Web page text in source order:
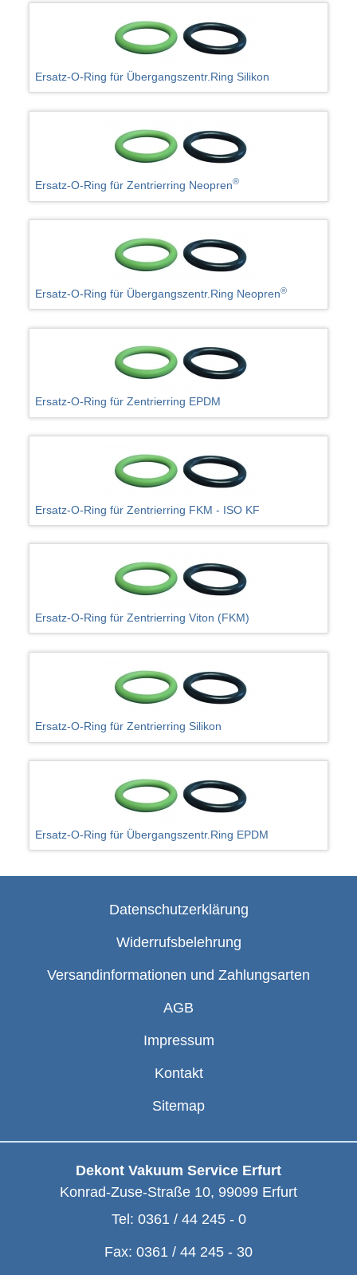
Ersatz-O-Ring für Übergangszentr.Ring Silikon
Ersatz-O-Ring für Zentrierring Neopren®
Ersatz-O-Ring für Übergangszentr.Ring Neopren®
Ersatz-O-Ring für Zentrierring EPDM
Ersatz-O-Ring für Zentrierring FKM - ISO KF
Ersatz-O-Ring für Zentrierring Viton (FKM)
Ersatz-O-Ring für Zentrierring Silikon
Ersatz-O-Ring für Übergangszentr.Ring EPDM
Datenschutzerklärung
Widerrufsbelehrung
Versandinformationen und Zahlungsarten
AGB
Impressum
Kontakt
Sitemap
Dekont Vakuum Service Erfurt
Konrad-Zuse-Straße 10, 99099 Erfurt
Tel: 0361 / 44 245 - 0
Fax: 0361 / 44 245 - 30